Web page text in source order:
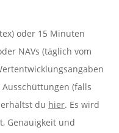
oder 15 Minuten
NAVs (täglich vom
(falls
du hier. Es wird
Genauigkeit und